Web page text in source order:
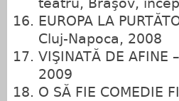
teatru, Braşov,
EUROPA LA
Cluj‑Napoca, 2008
VIŞINATĂ DE
2009
O SĂ FIE COMEDIE